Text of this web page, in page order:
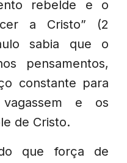
rebelde e o
a Cristo” (2
sabia que o
pensamentos,
constante para
e os
de Cristo.
que força de